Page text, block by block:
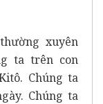
xuyên
ta trên con
Chúng ta
Chúng ta